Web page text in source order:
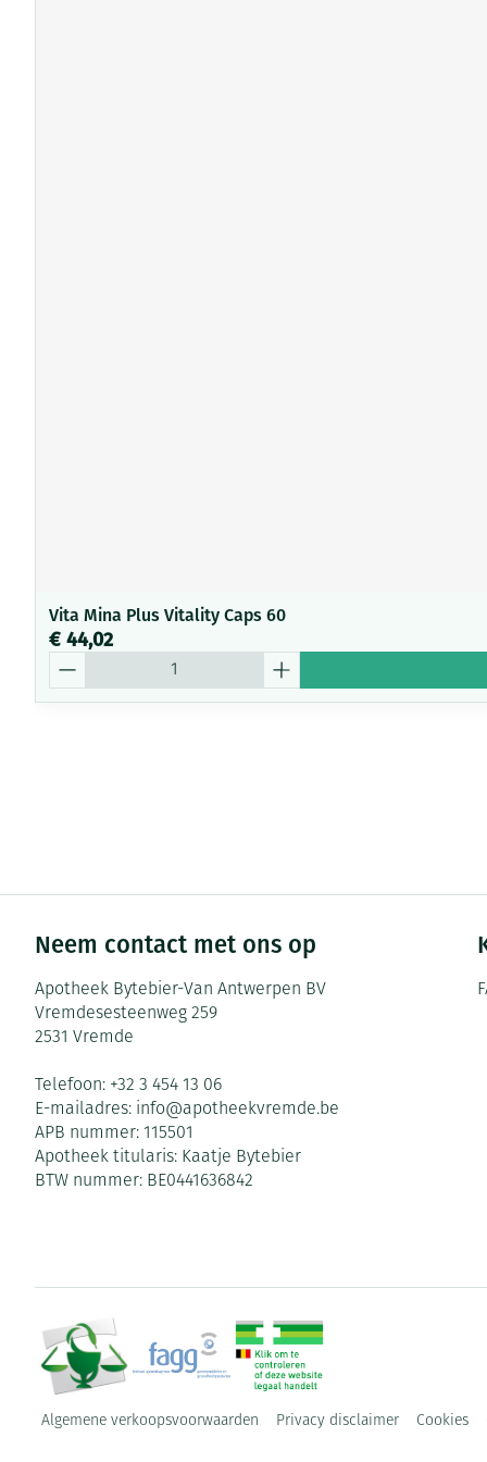
Vita Mina Plus Vitality Caps 60
€ 44,02
Neem contact met ons op
Apotheek Bytebier-Van Antwerpen BV
Vremdesesteenweg 259
2531 Vremde
Telefoon: +32 3 454 13 06
E-mailadres: info@apotheekvremde.be
APB nummer: 115501
Apotheek titularis: Kaatje Bytebier
BTW nummer: BE0441636842
Algemene verkoopsvoorwaarden Privacy disclaimer Cookies